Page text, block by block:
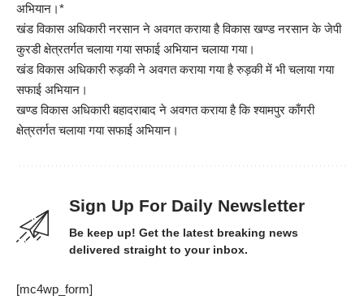
अभियान।*
खंड विकास अधिकारी नरसान ने अवगत कराया है विकास खण्ड नरसान के जेपी
कुरडी क्षेत्रतर्गत चलाया गया सफाई अभियान चलाया गया।
खंड विकास अधिकारी रुड़की ने अवगत कराया गया है रुड़की में भी चलाया गया
सफाई अभियान।
खण्ड विकास अधिकारी बहादराबाद ने अवगत कराया है कि श्यामपुर काँगरी
क्षेत्रतर्गत चलाया गया सफाई अभियान।
Sign Up For Daily Newsletter
Be keep up! Get the latest breaking news
delivered straight to your inbox.
[mc4wp_form]